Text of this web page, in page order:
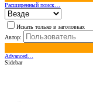
Расширенный поиск…
Искать только в заголовках
Автор:
Advanced…
Sidebar